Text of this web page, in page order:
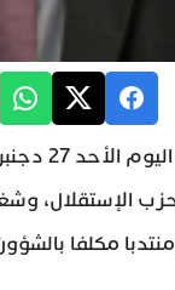
الإستقلال،
منتدبا مكلفا